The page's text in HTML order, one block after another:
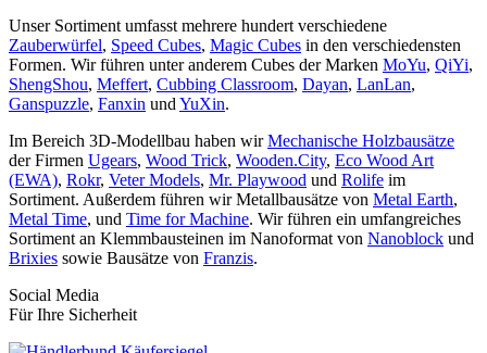
Unser Sortiment umfasst mehrere hundert verschiedene
Zauberwürfel, Speed Cubes, Magic Cubes in den verschiedensten
Formen. Wir führen unter anderem Cubes der Marken MoYu, QiYi,
ShengShou, Meffert, Cubbing Classroom, Dayan, LanLan,
Ganspuzzle, Fanxin und YuXin.
Im Bereich 3D-Modellbau haben wirMechanische Holzbausätze
der Firmen Ugears, Wood Trick, Wooden.City, Eco Wood Art
(EWA), Rokr, Veter Models, Mr. Playwood und Rolife im
Sortiment. Außerdem führen wir Metallbausätze von Metal Earth,
Metal Time, und Time for Machine. Wir führen ein umfangreiches
Sortiment an Klemmbausteinen im Nanoformat von Nanoblock und
Brixies sowie Bausätze von Franzis.
Social Media
Für Ihre Sicherheit